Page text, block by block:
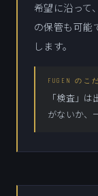
希望に沿って
の保管も可能
します。
FUGEN のこ
「検査」
がないか、